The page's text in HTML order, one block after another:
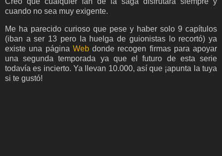
cuando no sea muy exigente.
Me ha parecido curioso que pese y haber solo 9 capítulos
(iban a ser 13 pero la huelga de guionistas lo recortó) ya
existe una página Webdonde recogen firmas para apoyar
una segunda temporada ya que el futuro de esta serie
todavía es incierto. Ya llevan 10.000, así que ¡apunta la tuya
si te gustó!